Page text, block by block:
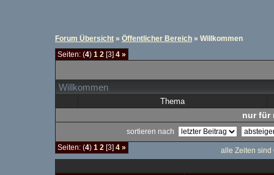
Forum Übersicht » Öffentlicher Bereich » Willkommen
Seiten: (4) 1 2 [3] 4 »
Willkommen
Thema
nur für
sortieren nach
Seiten: (4) 1 2 [3] 4 » alle Zeiten sind